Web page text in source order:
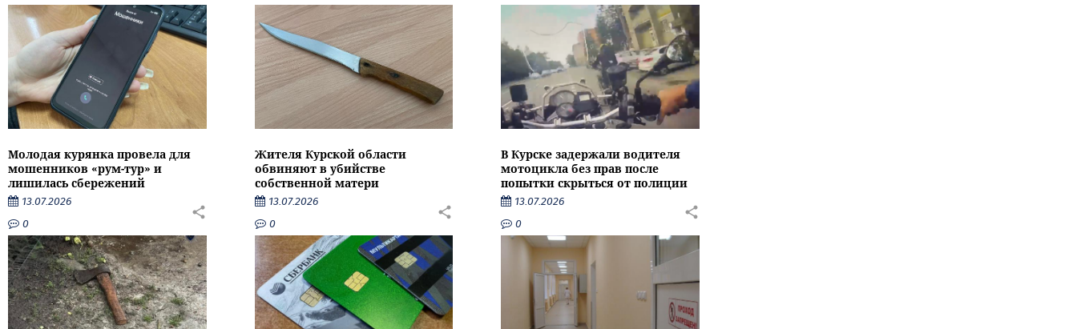
Молодая курянка провела для
мошенников «рум-тур» и
лишилась сбережений
13.07.2026
0
Жителя Курской области
обвиняют в убийстве
собственной матери
13.07.2026
0
В Курске задержали водителя
мотоцикла без прав после
попытки скрыться от полиции
13.07.2026
0